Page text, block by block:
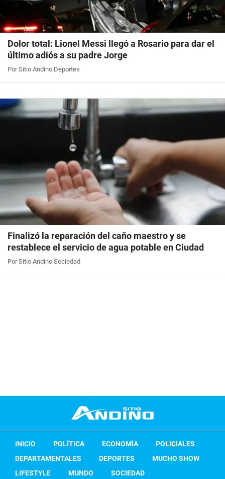
Dolor total: Lionel Messi llegó a Rosario para dar el
último adiós a su padre Jorge
Por Sitio Andino Deportes
Finalizó la reparación del caño maestro y se
restablece el servicio de agua potable en Ciudad
Por Sitio Andino Sociedad
INICIO POLÍTICA ECONOMÍA
POLICIALES
DEPARTAMENTALES
DEPORTES
MUCHO SHOW
LIFESTYLE
MUNDO SOCIEDAD